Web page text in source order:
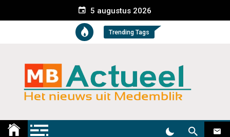
e
5 augustus 2026
Trending Tags
Medemblik Actueel